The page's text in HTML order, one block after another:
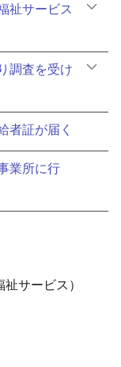
祉サービス
調査を受け
者証が届く
業所に行
サービス）